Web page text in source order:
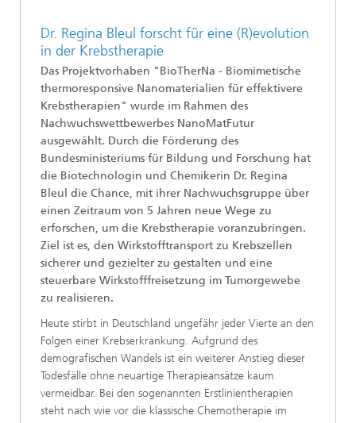
Dr. Regina Bleul forscht für eine (R)evolution
in der Krebstherapie
Das Projektvorhaben "BioTherNa - Biomimetische
thermoresponsive Nanomaterialien für effektivere
Krebstherapien" wurde im Rahmen des
Nachwuchswettbewerbes NanoMatFutur
ausgewählt. Durch die Förderung des
Bundesministeriums für Bildung und Forschung hat
die Biotechnologin und Chemikerin Dr. Regina
Bleul die Chance, mit ihrer Nachwuchsgruppe über
einen Zeitraum von 5 Jahren neue Wege zu
erforschen, um die Krebstherapie voranzubringen.
Ziel ist es, den Wirkstofftransport zu Krebszellen
sicherer und gezielter zu gestalten und eine
steuerbare Wirkstofffreisetzung im Tumorgewebe
zu realisieren.
Heute stirbt in Deutschland ungefähr jeder Vierte an den
Folgen einer Krebserkrankung. Aufgrund des
demografischen Wandels ist ein weiterer Anstieg dieser
Todesfälle ohne neuartige Therapieansätze kaum
vermeidbar. Bei den sogenannten Erstlinientherapien
steht nach wie vor die klassische Chemotherapie im